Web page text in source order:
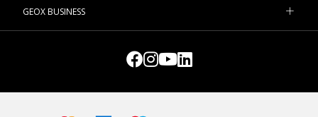
GEOX BUSINESS